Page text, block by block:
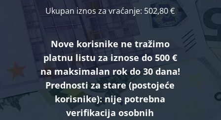
Ukupan iznos za vraćanje: 502,80 €
Nove korisnike ne tražimo
platnu listu za iznose do 500 €
na maksimalan rok do 30 dana!
Prednosti za stare (postojeće
korisnike): nije potrebna
verifikacija osobnih